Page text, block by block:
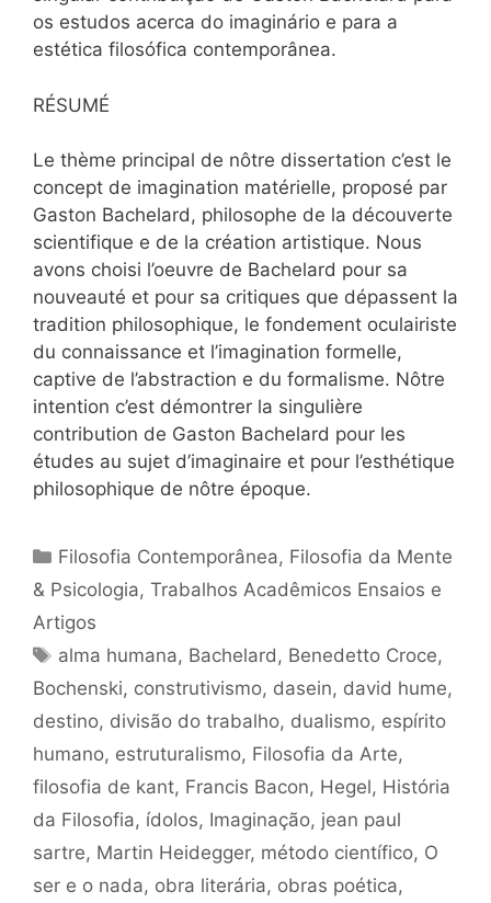
os estudos acerca do imaginário e para a
estética filosófica contemporânea.
RÉSUMÉ
Le thème principal de nôtre dissertation c’est le
concept de imagination matérielle, proposé par
Gaston Bachelard, philosophe de la découverte
scientifique e de la création artistique. Nous
avons choisi l’oeuvre de Bachelard pour sa
nouveauté et pour sa critiques que dépassent la
tradition philosophique, le fondement oculairiste
du connaissance et l’imagination formelle,
captive de l’abstraction e du formalisme. Nôtre
intention c’est démontrer la singulière
contribution de Gaston Bachelard pour les
études au sujet d’imaginaire et pour l’esthétique
philosophique de nôtre époque.
Categorias
Filosofia Contemporânea, Filosofia da Mente
& Psicologia, Trabalhos Acadêmicos Ensaios e
Artigos
Tags
alma humana, Bachelard, Benedetto Croce,
Bochenski, construtivismo, dasein, david hume,
destino, divisão do trabalho, dualismo, espírito
humano, estruturalismo, Filosofia da Arte,
filosofia de kant, Francis Bacon, Hegel, História
da Filosofia, ídolos, Imaginação, jean paul
sartre, Martin Heidegger, método científico, O
ser e o nada, obra literária, obras poética,